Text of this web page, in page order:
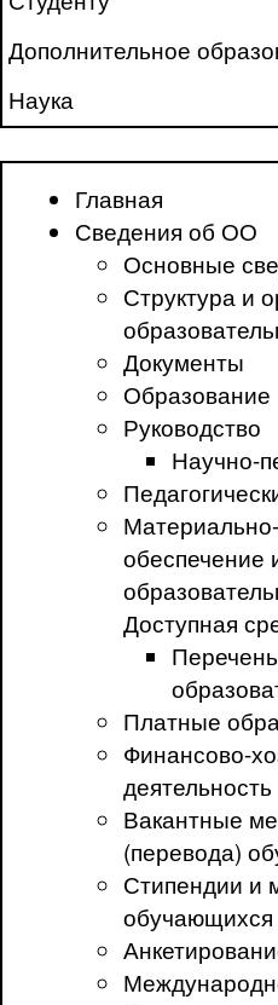
Дополнительное
Наука
Главная
Сведения об ОО
Основные
Структура и
Документы
Образование
Руководство
Научно-
обеспечение
Доступная
Платные
Финансово-
деятельность
Вакантные
(перевода)
Стипендии и
обучающихся